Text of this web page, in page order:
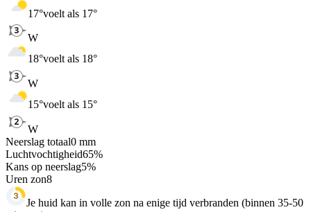
17°voelt als 17°
W
18°voelt als 18°
W
15°voelt als 15°
W
Neerslag totaal0 mm
Luchtvochtigheid65%
Kans op neerslag5%
Uren zon8
Je huid kan in volle zon na enige tijd verbranden (binnen 35-50